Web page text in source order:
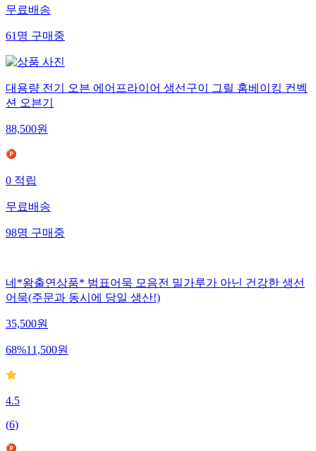
무료배송
61명구매중
대용량 전기 오븐 에어프라이어 생선구이 그릴 홈베이킹 컨벡
션 오븐기
88,500원
0적립
무료배송
98명구매중
네*왕출연상품* 범표어묵 모음전 밀가루가 아닌 건강한 생선
어묵(주문과 동시에 당일 생산!)
35,500원
68%11,500원
4.5
(6)